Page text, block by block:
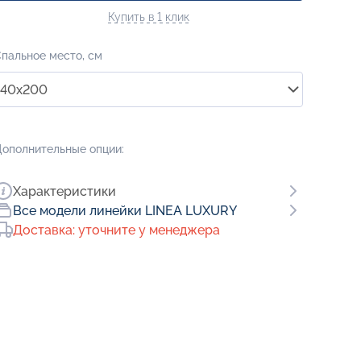
Купить в 1 клик
место, см
опции:
Характеристики
Все модели линейки LINEA LUXURY
Доставка: уточните у менеджера